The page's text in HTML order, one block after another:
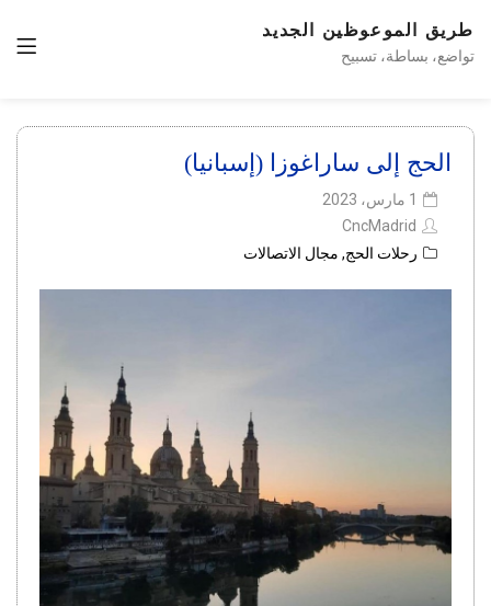
طريق الموعوظين الجديد
تواضع، بساطة، تسبيح
الحج إلى ساراغوزا (إسبانيا)
1 مارس، 2023
CncMadrid
رحلات الحج, مجال الاتصالات